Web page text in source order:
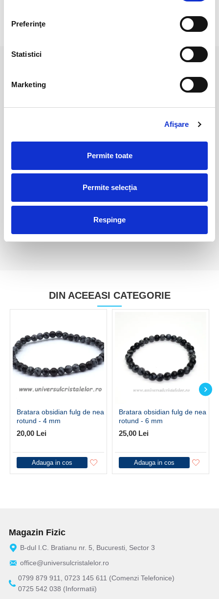
Preferinţe
Statistici
Marketing
Afişare
Permite toate
Permite selecția
Respinge
RECENZII CLIENTI
Stea obsidian auriu
120,00 Lei
Semiluna obsidian auriu m1
80,00 Lei
DIN ACEEASI CATEGORIE
Bratara obsidian fulg de nea
rotund - 4 mm
20,00 Lei
Adauga in cos
Bratara obsidian fulg de nea
rotund - 6 mm
25,00 Lei
Adauga in cos
Magazin Fizic
B-dul I.C. Bratianu nr. 5, Bucuresti, Sector 3
office@universulcristalelor.ro
0799 879 911, 0723 145 611 (Comenzi Telefonice)
0725 542 038 (Informatii)